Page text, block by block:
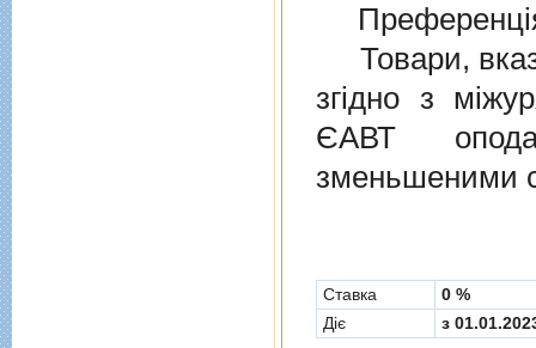
Товари,
згiдно з
ЄАВТ
зменьшеними
Cтавка
0 %
Діє
з